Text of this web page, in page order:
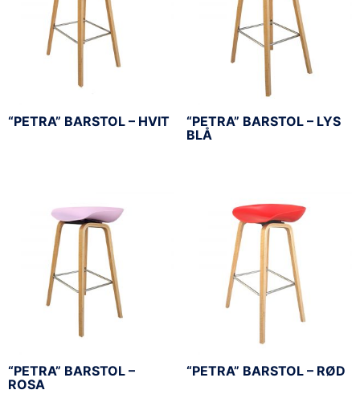
“PETRA” BARSTOL – HVIT
“PETRA” BARSTOL – LYS
BLÅ
“PETRA” BARSTOL –
ROSA
“PETRA” BARSTOL – RØD